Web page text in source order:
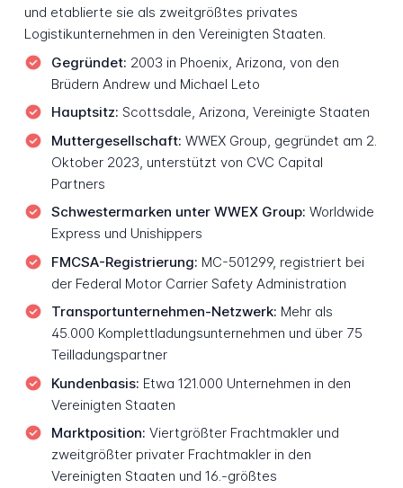
und etablierte sie als zweitgrößtes privates
Logistikunternehmen in den Vereinigten Staaten.
Gegründet: 2003 in Phoenix, Arizona, von den
Brüdern Andrew und Michael Leto
Hauptsitz: Scottsdale, Arizona, Vereinigte Staaten
Muttergesellschaft: WWEX Group, gegründet am 2.
Oktober 2023, unterstützt von CVC Capital
Partners
Schwestermarken unter WWEX Group: Worldwide
Express und Unishippers
FMCSA-Registrierung: MC-501299, registriert bei
der Federal Motor Carrier Safety Administration
Transportunternehmen-Netzwerk: Mehr als
45.000 Komplettladungsunternehmen und über 75
Teilladungspartner
Kundenbasis: Etwa 121.000 Unternehmen in den
Vereinigten Staaten
Marktposition: Viertgrößter Frachtmakler und
zweitgrößter privater Frachtmakler in den
Vereinigten Staaten und 16.-größtes